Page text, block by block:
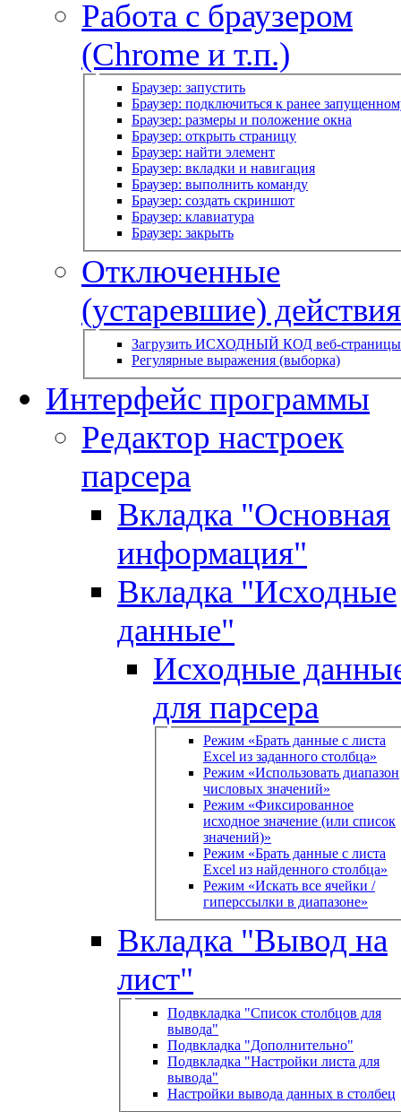
Работа с браузером
(Chrome и т.п.)
Браузер: запустить
Браузер: подключиться к ранее
Браузер: размеры и положение окна
Браузер: открыть страницу
Браузер: найти элемент
Браузер: вкладки и навигация
Браузер: выполнить команду
Браузер: создать скриншот
Браузер: клавиатура
Браузер: закрыть
Отключенные
(устаревшие) действия
Загрузить ИСХОДНЫЙ КОД веб-страницы
Регулярные выражения (выборка)
Интерфейс программы
Редактор настроек
парсера
Вкладка "Основная
информация"
Вкладка "Исходные
данные"
Исходные
для парсера
Режим «Брать данные с листа
Excel из заданного столбца»
Режим «Использовать диапазон
числовых значений»
Режим «Фиксированное
исходное значение (или список
значений)»
Режим «Брать данные с листа
Excel из найденного столбца»
Режим «Искать все ячейки /
гиперссылки в диапазоне»
Вкладка "Вывод на
лист"
Подвкладка "Список столбцов для
вывода"
Подвкладка "Дополнительно"
Подвкладка "Настройки листа для
вывода"
Настройки вывода данных в столбец